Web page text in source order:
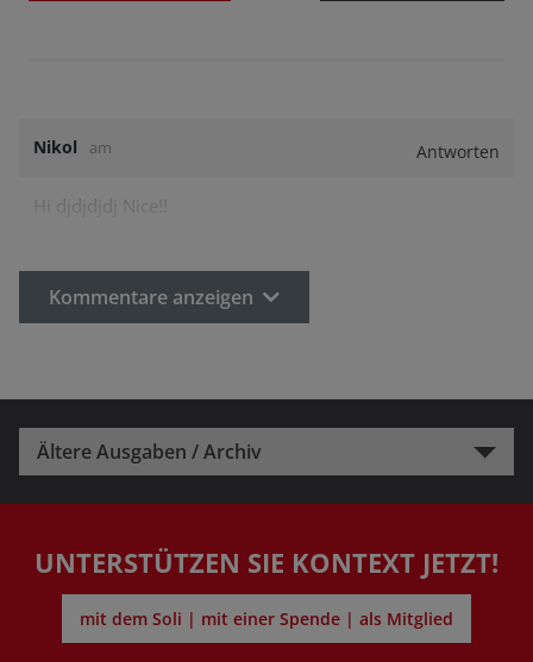
Nikol am Antworten
Hi djdjdjdj Nice!!
Kommentare anzeigen
Ältere Ausgaben / Archiv
UNTERSTÜTZEN SIE KONTEXT JETZT!
mit dem Soli | mit einer Spende | als Mitglied